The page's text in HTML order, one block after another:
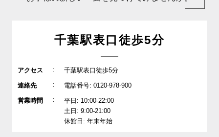
千葉駅表口徒歩5分
アクセス : 千葉駅表口徒歩5分
連絡先 : 電話番号: 0120-978-900
営業時間 :
平日: 10:00-22:00
土日: 9:00-21:00
休館日: 年末年始